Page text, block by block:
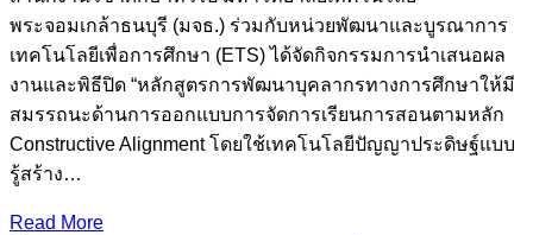
พระจอมเกล้าธนบุรี (มจธ.) ร่วมกับหน่วยพัฒนาและบูรณาการ
เทคโนโลยีเพื่อการศึกษา (ETS) ได้จัดกิจกรรมการนำเสนอผล
งานและพิธีปิด “หลักสูตรการพัฒนาบุคลากรทางการศึกษาให้มี
สมรรถนะด้านการออกแบบการจัดการเรียนการสอนตามหลัก
Constructive Alignment โดยใช้เทคโนโลยีปัญญาประดิษฐ์แบบ
รู้สร้าง…
Read More